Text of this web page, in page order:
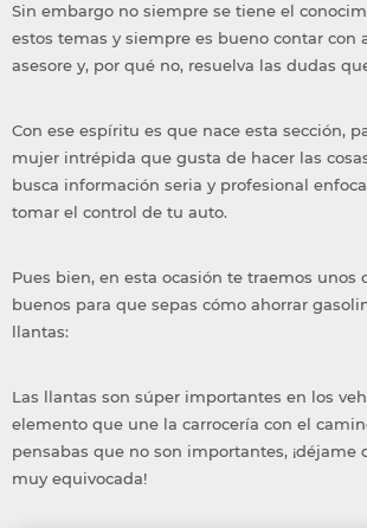
Sin embargo no siempre se tiene el
estos temas y siempre es bueno contar con
asesore y, por qué no, resuelva las dudas
Con ese espíritu es que nace esta sección,
mujer intrépida que gusta de hacer las
busca información seria y profesional
tomar el control de tu auto.
Pues bien, en esta ocasión te traemos unos
buenos para que sepas cómo ahorrar
llantas:
Las llantas son súper importantes en los
elemento que une la carrocería con el
pensabas que no son importantes, ¡déjame
muy equivocada!